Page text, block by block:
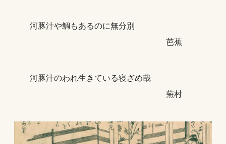
河豚汁や鯛もあるのに無分別
芭蕉
河豚汁のわれ生きている寝ざめ哉
蕪村